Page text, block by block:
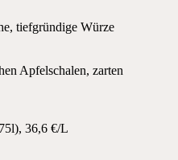
tiefgründige Würze
Apfelschalen, zarten
36,6 €/L